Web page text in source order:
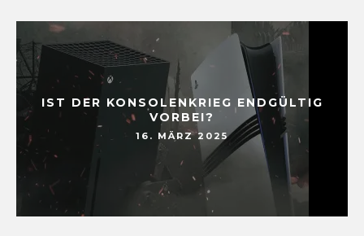
IST DER KONSOLENKRIEG ENDGÜLTIG
VORBEI?
16. MÄRZ 2025